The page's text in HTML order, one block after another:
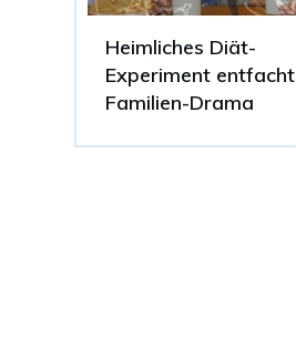
Heimliches Diät-
Experiment entfacht
Familien-Drama